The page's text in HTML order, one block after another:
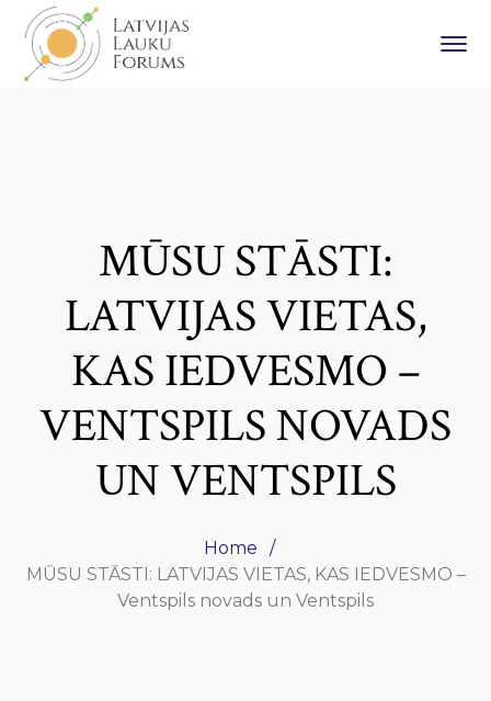
MŪSU STĀSTI:
LATVIJAS VIETAS,
KAS IEDVESMO –
VENTSPILS NOVADS
UN VENTSPILS
Home
MŪSU STĀSTI: LATVIJAS VIETAS, KAS IEDVESMO –
Ventspils novads un Ventspils